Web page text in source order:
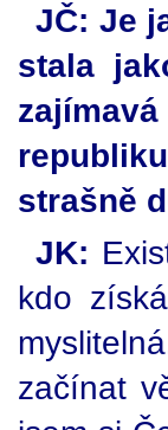
JČ: Je
stala
strašně
JK:
kdo
začínat